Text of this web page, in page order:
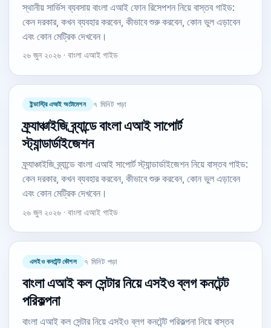
স্থানীয় সার্ভিস ব্যবসায় বাংলা এআই ফোন রিসেপশন নিয়ে বাস্তব গাইড:
কেন দরকার, কখন ব্যবহার করবেন, কীভাবে শুরু করবেন, কোন ভুল এড়াবেন
এবং কোন মেট্রিক দেখবেন।
২৬ জুন ২০২৬ · বাংলা এআই গাইড
ইন্ডাস্ট্রি এআই অটোমেশন ৭ মিনিট পড়া
ফ্র্যাঞ্চাইজি ব্র্যান্ডে বাংলা এআই সাপোর্ট
স্ট্যান্ডার্ডাইজেশন
ফ্র্যাঞ্চাইজি ব্র্যান্ডে বাংলা এআই সাপোর্ট স্ট্যান্ডার্ডাইজেশন নিয়ে বাস্তব গাইড:
কেন দরকার, কখন ব্যবহার করবেন, কীভাবে শুরু করবেন, কোন ভুল এড়াবেন
এবং কোন মেট্রিক দেখবেন।
২৬ জুন ২০২৬ · বাংলা এআই গাইড
এসইও কনটেন্ট কৌশল ৭ মিনিট পড়া
বাংলা এআই কল সেন্টার নিয়ে এসইও ব্লগ কনটেন্ট
পরিকল্পনা
বাংলা এআই কল সেন্টার নিয়ে এসইও ব্লগ কনটেন্ট পরিকল্পনা নিয়ে বাস্তব